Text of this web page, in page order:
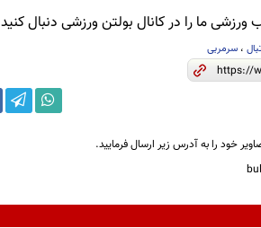
ما را در کانال بولتن ورزشی دنبال کنید
، سرمربی
خود را به آدرس زیر ارسال فرمایید.